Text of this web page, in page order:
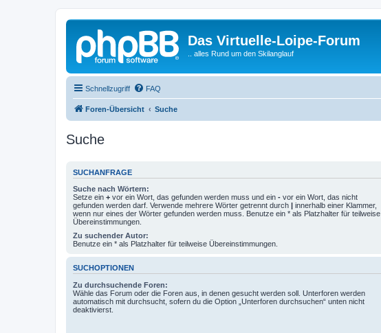
Das Virtuelle-Loipe-Forum
.. alles Rund um den Skilanglauf
Schnellzugriff FAQ
Foren-Übersicht Suche
Suche
SUCHANFRAGE
Suche nach Wörtern:
Setze ein + vor ein Wort, das gefunden werden muss und ein - vor ein Wort, das nicht
gefunden werden darf. Verwende mehrere Wörter getrennt durch | innerhalb einer Klammer,
wenn nur eines der Wörter gefunden werden muss. Benutze ein * als Platzhalter für teilweise
Übereinstimmungen.
Zu suchender Autor:
Benutze ein * als Platzhalter für teilweise Übereinstimmungen.
SUCHOPTIONEN
Zu durchsuchende Foren:
Wähle das Forum oder die Foren aus, in denen gesucht werden soll. Unterforen werden
automatisch mit durchsucht, sofern du die Option „Unterforen durchsuchen“ unten nicht
deaktivierst.